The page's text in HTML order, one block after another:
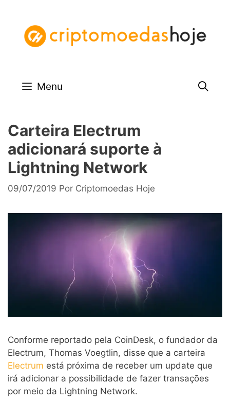
conteúdo
Menu
Carteira Electrum
adicionará suporte à
Lightning Network
09/07/2019 Por Criptomoedas Hoje
Conforme reportado pela CoinDesk, o fundador da
Electrum, Thomas Voegtlin, disse que a carteira
Electrum está próxima de receber um update que
irá adicionar a possibilidade de fazer transações
por meio da Lightning Network.